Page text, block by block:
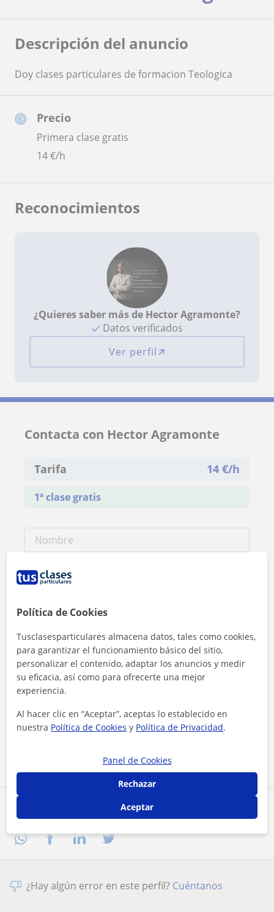
Comparte a este profesor
Precio
Primera clase gratis
14€/h
Descripción del anuncio
Doy clases particulares de formacion Teologica
Reconocimientos
¿Quieres saber más de Hector Agramonte?
Datos verificados
Ver perfil
Contacta con Hector Agramonte
Tarifa 14 €/h
1ª clase gratis
Al hacer clic, aceptas nuestro aviso legal y de privacidad
¿Hay algún error en este perfil? Cuéntanos
Política de Cookies
Tusclasesparticulares almacena datos, tales como cookies,
para garantizar el funcionamiento básico del sitio,
personalizar el contenido, adaptar los anuncios y medir
su eficacia, así como para ofrecerte una mejor
experiencia.
Al hacer clic en “Aceptar”, aceptas lo establecido en
nuestra Política de Cookies y Política de Privacidad.
Panel de Cookies
Rechazar
Aceptar